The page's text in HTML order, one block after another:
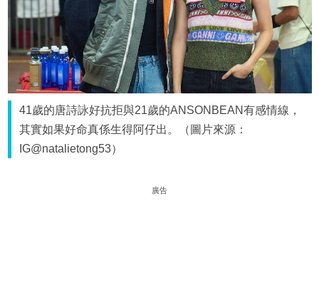
41歲的唐詩詠好抗拒與21歲的ANSONBEAN有感情線，
其實如果好命真係生得阿仔出。（圖片來源：
IG@natalietong53）
廣告